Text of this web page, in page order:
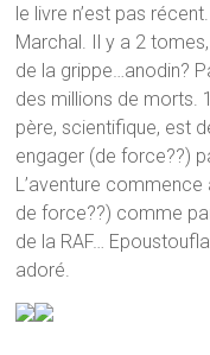
le livre n’est pas
Marchal. Il y a 2
de la grippe…anodin?
des millions de morts.
père, scientifique, est
engager (de force??)
L’aventure
de force??) comme
de la RAF…
adoré.